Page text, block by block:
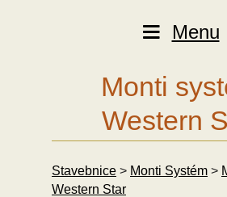
Menu
Monti
Western
Stavebnice > Monti Systém >
Western Star